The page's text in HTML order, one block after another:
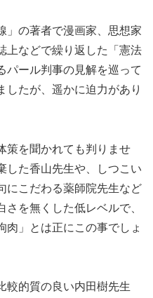
」の著者で漫画家、思想家
上などで繰り返した「憲法
パール判事の見解を巡って
したが、遥かに迫力があり
策を聞かれても判りませ
した香山先生や、しつこい
にこだわる薬師院先生など
を無くした低レベルで、
肉」とは正にこの事でしょ
較的質の良い内田樹先生